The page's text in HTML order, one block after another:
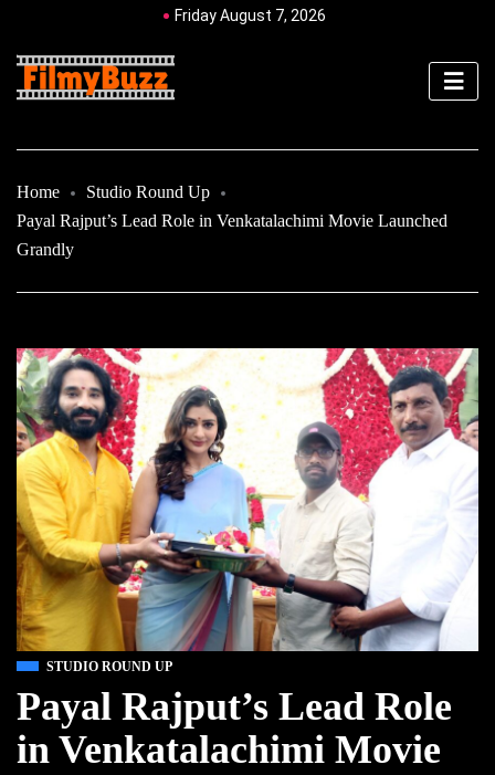
Friday August 7, 2026
Home
Studio Round Up
Payal Rajput’s Lead Role in Venkatalachimi Movie Launched
Grandly
STUDIO ROUND UP
Payal Rajput’s Lead Role
in Venkatalachimi Movie